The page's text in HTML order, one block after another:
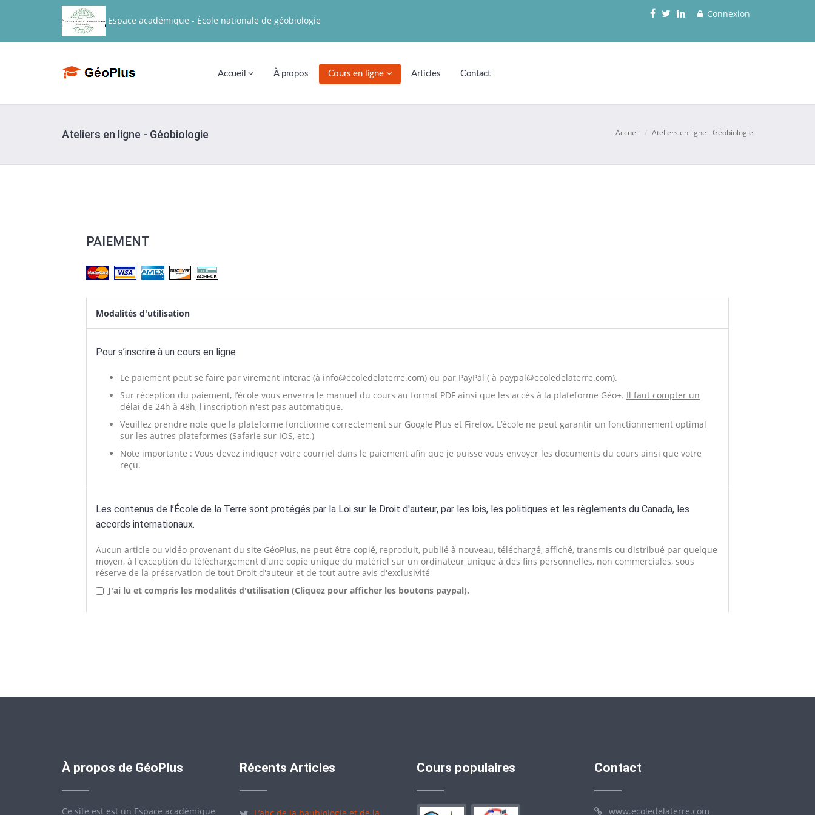
Espace académique - École nationale de géobiologie
Connexion
Accueil À propos Cours en ligne Articles Contact
Ateliers en ligne - Géobiologie Accueil Ateliers en ligne - Géobiologie
PAIEMENT
Modalités d'utilisation
Pour s’inscrire à un cours en ligne
Le paiement peut se faire par virement interac (à info@ecoledelaterre.com) ou par PayPal ( à paypal@ecoledelaterre.com).
Sur réception du paiement, l’école vous enverra le manuel du cours au format PDF ainsi que les accès à la plateforme Géo+. Il faut compter un
délai de 24h à 48h, l'inscription n'est pas automatique.
Veuillez prendre note que la plateforme fonctionne correctement sur Google Plus et Firefox. L’école ne peut garantir un fonctionnement optimal
sur les autres plateformes (Safarie sur IOS, etc.)
Note importante : Vous devez indiquer votre courriel dans le paiement afin que je puisse vous envoyer les documents du cours ainsi que votre
reçu.
Les contenus de l’École de la Terre sont protégés par la Loi sur le Droit d'auteur, par les lois, les politiques et les règlements du Canada, les
accords internationaux.
Aucun article ou vidéo provenant du site GéoPlus, ne peut être copié, reproduit, publié à nouveau, téléchargé, affiché, transmis ou distribué par quelque
moyen, à l'exception du téléchargement d'une copie unique du matériel sur un ordinateur unique à des fins personnelles, non commerciales, sous
réserve de la préservation de tout Droit d'auteur et de tout autre avis d'exclusivité
J'ai lu et compris les modalités d'utilisation (Cliquez pour afficher les boutons paypal).
À propos de GéoPlus
Ce site est est un Espace académique
Récents Articles Cours populaires Contact
www.ecoledelaterre.com